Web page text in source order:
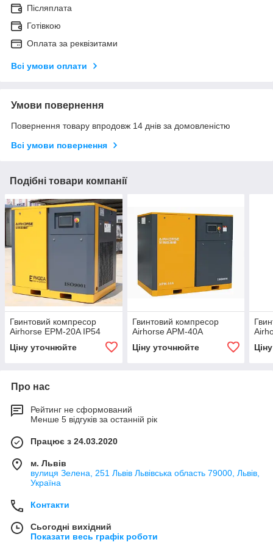
Післяплата
Готівкою
Оплата за реквізитами
Всі умови оплати
Умови повернення
Повернення товару впродовж 14 днів за домовленістю
Всі умови повернення
Подібні товари компанії
Гвинтовий компресор
Airhorse EPM-20A IP54
Ціну уточнюйте
Гвинтовий компресор
Airhorse APM-40A
Ціну уточнюйте
Про нас
Рейтинг не сформований
Менше 5 відгуків за останній рік
Працює з 24.03.2020
м. Львів
вулиця Зелена, 251 Львів Львівська область 79000, Львів,
Україна
Контакти
Сьогодні вихідний
Показати весь графік роботи